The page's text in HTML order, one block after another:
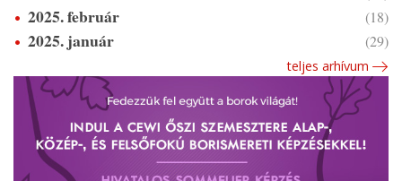
2025. február (18)
2025. január (29)
teljes arhívum